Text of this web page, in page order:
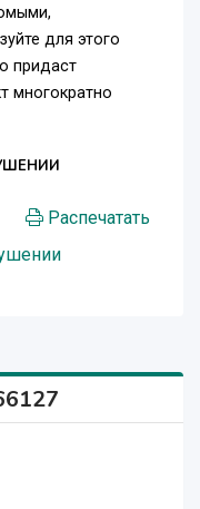
для этого
придаст
многократно
Распечатать